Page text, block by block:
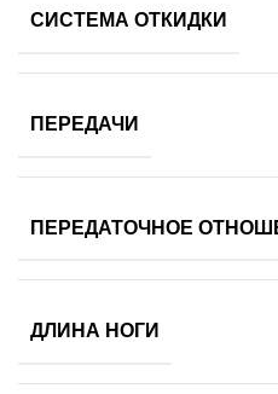
СИСТЕМА ОТКИДКИ
ПЕРЕДАЧИ
ПЕРЕДАТОЧНОЕ
ДЛИНА НОГИ